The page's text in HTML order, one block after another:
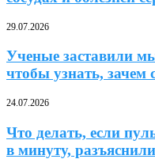
29.07.2026
Ученые заставили
чтобы узнать, зачем
24.07.2026
Что делать, если
в минуту,